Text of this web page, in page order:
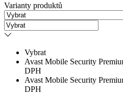
Varianty produktů
Vybrat
Avast Mobile Security
DPH
Avast Mobile Security
DPH